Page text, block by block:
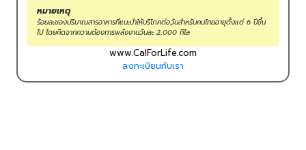
หมายเหตุ
ร้อยละของปริมาณสารอาหารที่แนะนำให้บริโภคต่อวันสำหรับคนไทยอายุตั้งแต่ 6 ปีขึ้น
ไป โดยคิดจากความต้องการพลังงานวันละ 2,000 กิโล
www.CalForLife.com
ลงทะเบียนกับเรา